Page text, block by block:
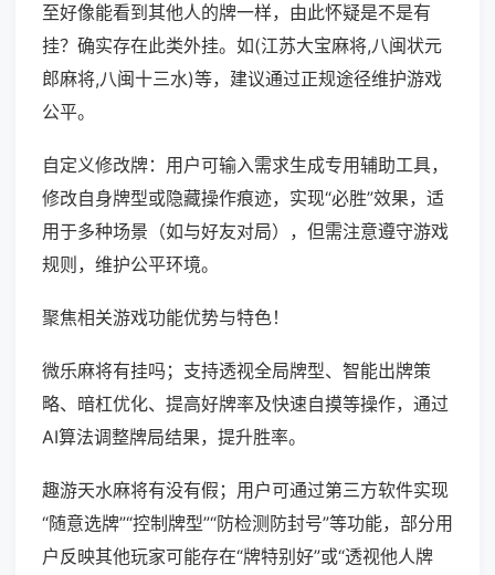
至好像能看到其他人的牌一样，由此怀疑是不是有
挂？确实存在此类外挂。如(江苏大宝麻将,八闽状元
郎麻将,八闽十三水)等，建议通过正规途径维护游戏
公平。
自定义修改牌：用户可输入需求生成专用辅助工具，
修改自身牌型或隐藏操作痕迹，实现“必胜”效果，适
用于多种场景（如与好友对局），但需注意遵守游戏
规则，维护公平环境。
聚焦相关游戏功能优势与特色！
微乐麻将有挂吗；支持透视全局牌型、智能出牌策
略、暗杠优化、提高好牌率及快速自摸等操作，通过
AI算法调整牌局结果，提升胜率。
趣游天水麻将有没有假；用户可通过第三方软件实现
“随意选牌”“控制牌型”“防检测防封号”等功能，部分用
户反映其他玩家可能存在“牌特别好”或“透视他人牌